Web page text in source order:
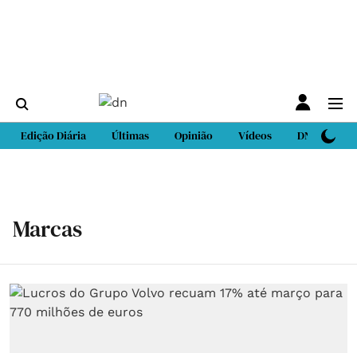
Edição Diária Últimas Opinião Vídeos DN Sport
Marcas